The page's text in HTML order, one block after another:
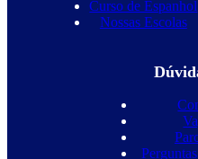
Curso de Espanhol
Nossas Escolas